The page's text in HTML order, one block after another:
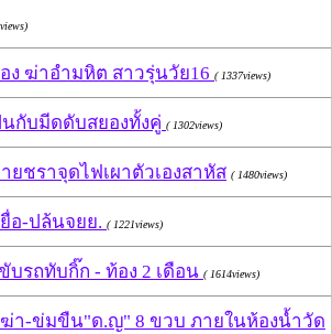
ง ฆ่าอำมหิต สาวรุ่นวัย16 ( 1337views)
กับมีดดับสยองทั้งคู่ ( 1302views)
ยชราจุดไฟเผาตัวเองสาหัส ( 1480views)
อ-ปล้นจยย. ( 1221views)
บรถทับกิ๊ก - ท้อง 2 เดือน ( 1614views)
ฆ่า-ข่มขืน"ด.ญ" 8 ขวบ ภายในห้องน้ำวัด